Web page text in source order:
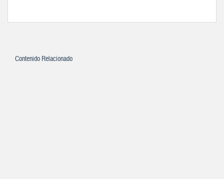
Contenido Relacionado